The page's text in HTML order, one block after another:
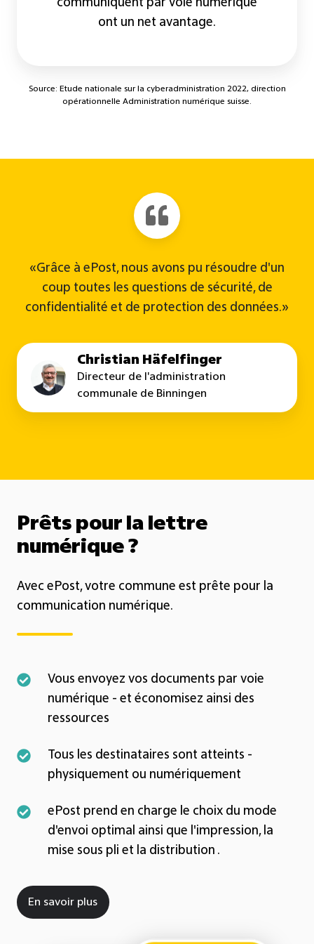
communiquent par voie numérique
ont un net avantage.
Source: Etude nationale sur la cyberadministration 2022, direction
opérationnelle Administration numérique suisse.
«Grâce à ePost, nous avons pu résoudre d'un
coup toutes les questions de sécurité, de
confidentialité et de protection des données.»
Christian Häfelfinger
Directeur de l'administration
communale de Binningen
Prêts pour la lettre
numérique ?
Avec ePost, votre commune est prête pour la
communication numérique.
Vous envoyez vos documents par voie
numérique - et économisez ainsi des
ressources
Vous
envoyez
par
-
économisez
des
ressources
Tous les destinataires sont atteints -
physiquement ou numériquement
Tous
sont
atteints
ou
numériquement
ePost prend en charge le choix du mode
d'envoi optimal ainsi que l'impression, la
mise sous pli et la distribution .
ePost
prend
le
choix
En savoir plus